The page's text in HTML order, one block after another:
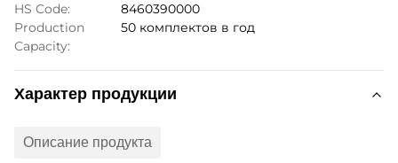
HS Code:
8460390000
Production
Capacity:
50 комплектов в год
Характер продукции
Описание продукта